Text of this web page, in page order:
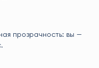
прозрачность: вы —